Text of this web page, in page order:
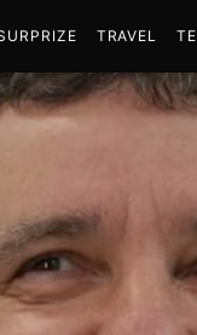
TRAVEL